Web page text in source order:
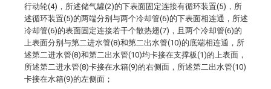
行动轮(4)，所述储气罐(2)的下表面固定连接有循环装置(5)，所
述循环装置(5)的两端分别与两个冷却管(6)的下表面相连通，所述
冷却管(6)的表面固定连接若干个散热翅(7)，且两个冷却管(6)的
上表面分别与第二进水管(8)和第二出水管(10)的底端相连通，所
述第二进水管(8)和第二出水管(10)均卡接在支撑板(1)的上表面，
所述第二进水管(8)卡接在水箱(9)的右侧面，所述第二出水管(10)
卡接在水箱(9)的左侧面；